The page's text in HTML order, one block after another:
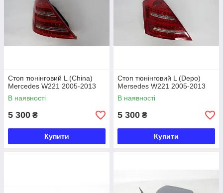
Стоп тюнінговий L (China)
Mercedes W221 2005-2013
В наявності
5 300 ₴
Купити
Стоп тюнінговий L (Depo)
Mersedes W221 2005-2013
В наявності
5 300 ₴
Купити